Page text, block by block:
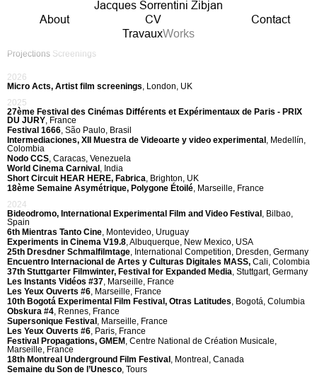
Jacques Sorrentini Zibjan
About
CV
Contact
TravauxWorks
Projections Screenings
2026
Micro Acts, Artist film screenings, London, UK
2025
27ème Festival des Cinémas Différents et Expérimentaux de Paris - PRIX
DU JURY, France
Festival 1666, São Paulo, Brasil
Intermediaciones, XII Muestra de Videoarte y video experimental , Medellín,
Colombia
Nodo CCS, Caracas, Venezuela
World Cinema Carnival , India
Short Circuit HEAR HERE, Fabrica, Brighton, UK
18ème Semaine Asymétrique, Polygone Étoilé, Marseille, France
2024
Bideodromo, International Experimental Film and Video Festival , Bilbao,
Spain
6th Mientras Tanto Cine, Montevideo, Uruguay
Experiments in Cinema V19.8, Albuquerque, New Mexico, USA
25th Dresdner Schmalfilmtage, International Competition, Dresden, Germany
Encuentro Internacional de Artes y Culturas Digitales MASS, Cali, Colombia
37th Stuttgarter Filmwinter, Festival for Expanded Media, Stuttgart, Germany
Les Instants Vidéos #37, Marseille, France
Les Yeux Ouverts #6, Marseille, France
10th Bogotá Experimental Film Festival, Otras Latitudes, Bogotá, Columbia
Obskura #4, Rennes, France
Supersonique Festival , Marseille, France
Les Yeux Ouverts #6, Paris, France
Festival Propagations, GMEM , Centre National de Création Musicale,
Marseille, France
18th Montreal Underground Film Festival , Montreal, Canada
Semaine du Son de l’Unesco, Tours